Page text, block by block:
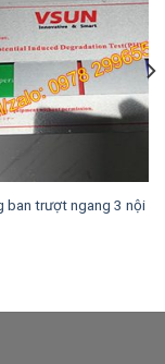
ban trượt ngang 3 nội